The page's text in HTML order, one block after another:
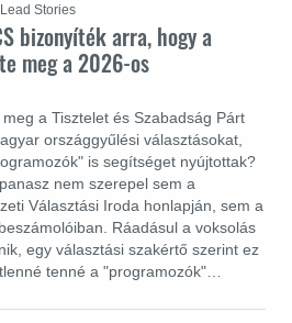
bizonyíték arra, hogy a
meg a 2026-os
a Tisztelet és Szabadság Párt
országgyűlési választásokat,
is segítséget nyújtottak?
nem szerepel sem a
Választási Iroda honlapján, sem a
Ráadásul a voksolás
egy választási szakértő szerint ez
tenné a "programozók"…
Stories